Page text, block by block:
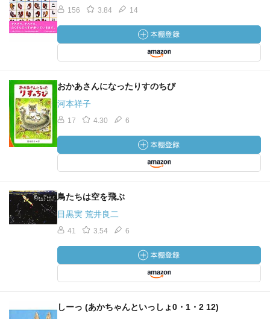
156 3.84 14
おかあさんになったりすのちび
河本祥子
17 4.30 6
鳥たちは空を飛ぶ
目黒実 荒井良二
41 3.54 6
しーっ (あかちゃんといっしょ0・1・2 12)